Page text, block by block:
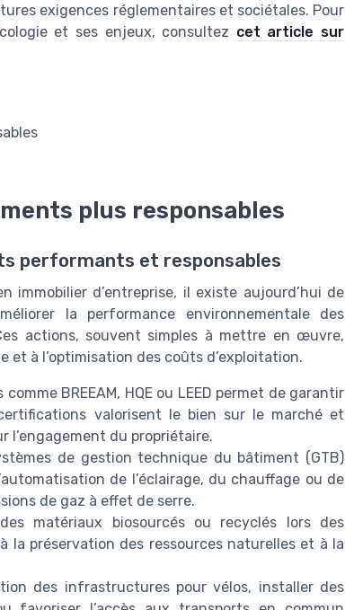
exigences réglementaires et sociétales. Pour
et ses enjeux, consultez cet article sur
plus responsables
performants et responsables
immobilier d’entreprise, il existe aujourd’hui de
la performance environnementale des
actions, souvent simples à mettre en œuvre,
et à l’optimisation des coûts d’exploitation.
BREEAM, HQE ou LEED permet de garantir
valorisent le bien sur le marché et
l’engagement du propriétaire.
de gestion technique du bâtiment (GTB)
de l’éclairage, du chauffage ou de
de gaz à effet de serre.
matériaux biosourcés ou recyclés lors des
préservation des ressources naturelles et à la
des infrastructures pour vélos, installer des